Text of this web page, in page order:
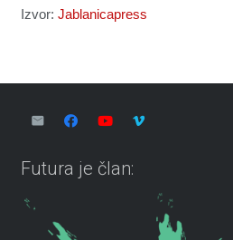
Izvor: Jablanicapress
Futura je član: